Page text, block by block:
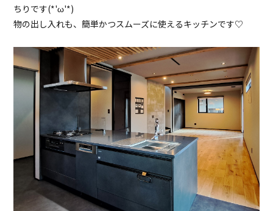
ちりです(*'ω'*)
物の出し入れも、簡単かつスムーズに使えるキッチンです♡